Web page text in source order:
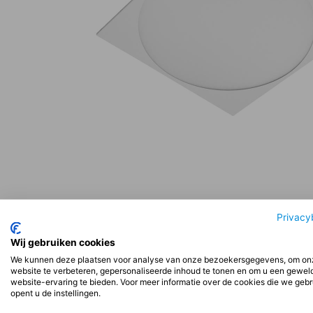
Wij gebruiken cookies
We kunnen deze plaatsen voor analyse van onze bezoekersgegevens, om
website te verbeteren, gepersonaliseerde inhoud te tonen en om u een
website-ervaring te bieden. Voor meer informatie over de cookies die we
opent u de instellingen.
Beschrijving